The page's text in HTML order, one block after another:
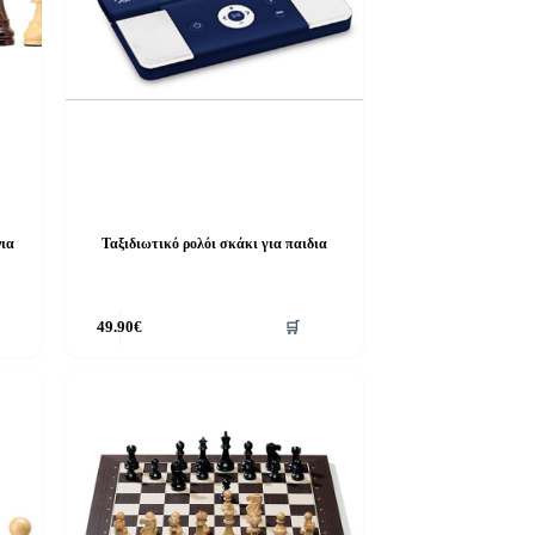
Ταξιδιωτικό ρολόι σκάκι για παιδια
49.90€ 🛒